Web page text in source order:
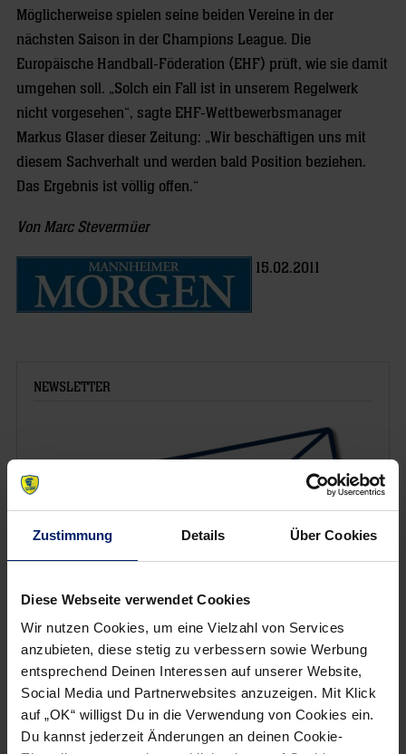
Zustimmung Details Über Cookies
Diese Webseite verwendet Cookies
Wir nutzen Cookies, um eine Vielzahl von Services
anzubieten, diese stetig zu verbessern sowie Werbung
entsprechend Deinen Interessen auf unserer Website,
Social Media und Partnerwebsites anzuzeigen. Mit Klick
auf „OK“ willigst Du in die Verwendung von Cookies ein.
Du kannst jederzeit Änderungen an deinen Cookie-
Möglicherweise spielen seine beiden Vereine in der
nächsten Saison in der Champions League. Die
Europäische Handball-Föderation (EHF) prüft, wie sie damit
umgehen soll. „Solch ein Fall ist in unserem Regelwerk
nicht vorgesehen“, sagte EHF-Wettbewerbsmanager
Markus Glaser dieser Zeitung: „Wir beschäftigen uns mit
diesem Sachverhalt und werden bald Position beziehen.
Das Ergebnis ist völlig offen.“
Von Marc Stevermüer
15.02.2011
NEWSLETTER
informiert werden willst, kannst du den Rhein-Neckar Löwen